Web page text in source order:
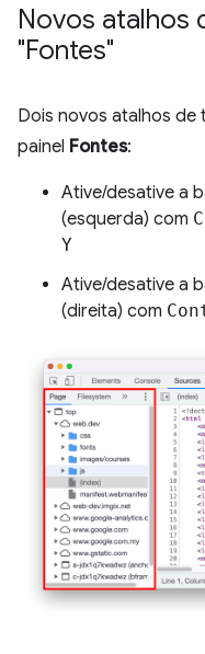
Novos atalhos
"Fontes"
Dois novos atalhos de
painel Fontes:
Ative/desative a
(esquerda) com
Y
Ative/desative a
(direita) com